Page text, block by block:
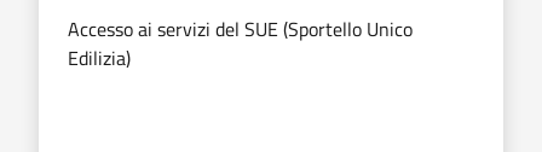
Accesso ai servizi del SUE (Sportello Unico
Edilizia)